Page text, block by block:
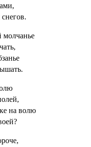
молчанье
на волю